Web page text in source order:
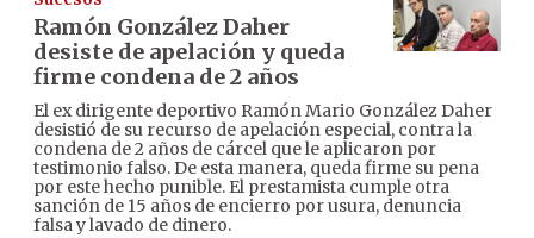
Ramón González Daher
desiste de apelación y queda
firme condena de 2 años
El ex dirigente deportivo Ramón Mario González Daher
desistió de su recurso de apelación especial, contra la
condena de 2 años de cárcel que le aplicaron por
testimonio falso. De esta manera, queda firme su pena
por este hecho punible. El prestamista cumple otra
sanción de 15 años de encierro por usura, denuncia
falsa y lavado de dinero.